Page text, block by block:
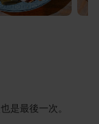
是最後一次。